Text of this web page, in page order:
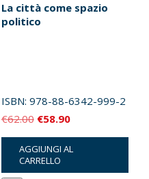
La città come spazio
politico
ISBN: 978-88-6342-999-2
€62.00 Il
prezzo
originale
era:
€58.90Il
prezzo
attuale
è:
AGGIUNGI AL
CARRELLO